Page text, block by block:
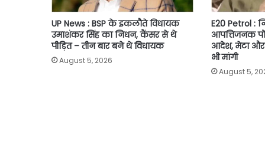
UP News : BSP के इकलौते विधायक
उमाशंकर सिंह का निधन, कैंसर से थे
पीड़ित – तीन बार बने थे विधायक
August 5, 2026
E20 Petrol :
आपत्तिजनक
आदेश, मेटा और
भी मांगी
August 5,